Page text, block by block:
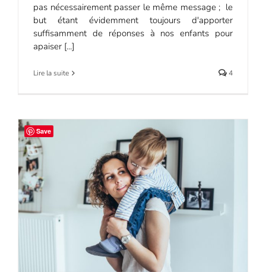
pas nécessairement passer le même message ; le
but étant évidemment toujours d'apporter
suffisamment de réponses à nos enfants pour
apaiser [...]
Lire la suite 4
Save